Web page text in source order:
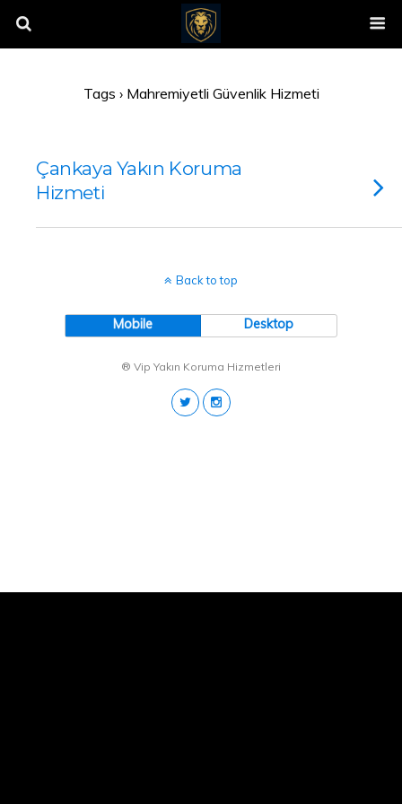
Tags › Mahremiyetli Güvenlik Hizmeti
Çankaya Yakın Koruma
Hizmeti
Back to top
Mobile Desktop
® Vip Yakın Koruma Hizmetleri